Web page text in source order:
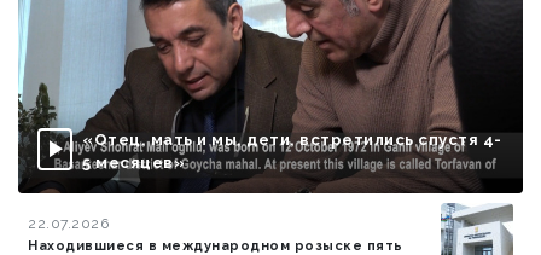
«Отец, мать и мы, дети, встретились спустя 4-
5 месяцев»
22.07.2026
Находившиеся в международном розыске пять